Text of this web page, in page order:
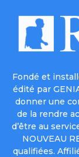
Fondé et
édité par
donner une
de la rendre
d’être au
NOUVEAU
qualifiées.